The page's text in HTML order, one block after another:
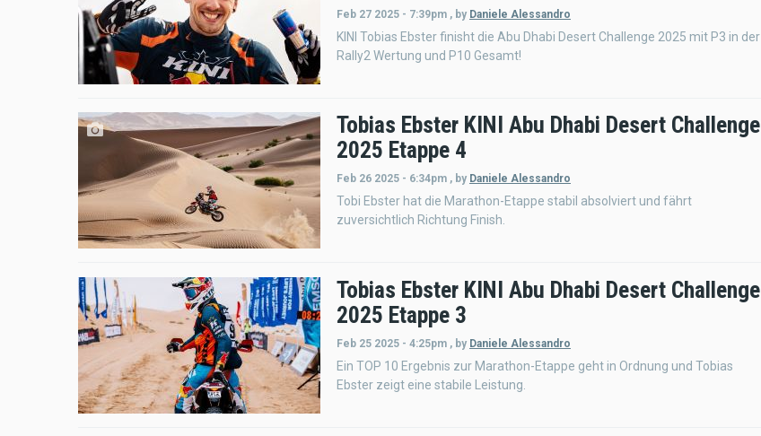
Feb 27 2025 - 7:39pm , by Daniele Alessandro
KINI Tobias Ebster finisht die Abu Dhabi Desert Challenge 2025 mit P3 in der
Rally2 Wertung und P10 Gesamt!
Tobias Ebster KINI Abu Dhabi Desert Challenge
2025 Etappe 4
Feb 26 2025 - 6:34pm , by Daniele Alessandro
Tobi Ebster hat die Marathon-Etappe stabil absolviert und fährt
zuversichtlich Richtung Finish.
Tobias Ebster KINI Abu Dhabi Desert Challenge
2025 Etappe 3
Feb 25 2025 - 4:25pm , by Daniele Alessandro
Ein TOP 10 Ergebnis zur Marathon-Etappe geht in Ordnung und Tobias
Ebster zeigt eine stabile Leistung.